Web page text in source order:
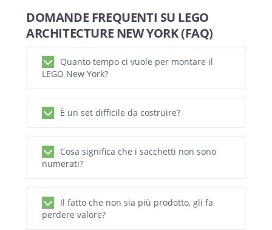
DOMANDE FREQUENTI SU LEGO
ARCHITECTURE NEW YORK (FAQ)
Quanto tempo ci vuole per montare il
LEGO New York?
Circa 1-2 ore, a seconda della propria
esperienza. È un montaggio piacevole e
rilassante.
È un set difficile da costruire?
No, è considerato uno dei set della serie
Architecture più semplici, perfetto anche per
Cosa significa che i sacchetti non sono
numerati?
A differenza dei set più moderni, dovrai
aprire tutti i sacchetti all’inizio e organizzare i
Il fatto che non sia più prodotto, gli fa
perdere valore?